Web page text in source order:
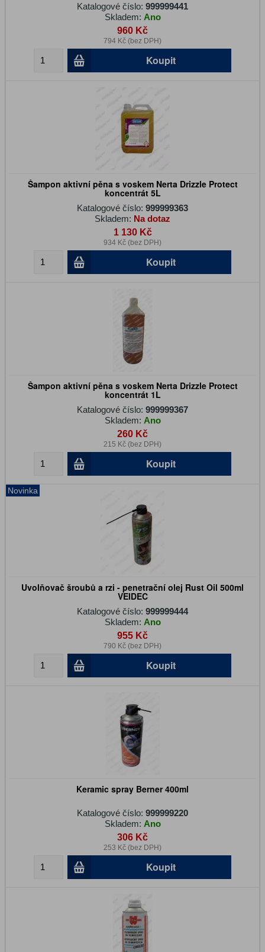
Katalogové číslo: 999999441
Skladem: Ano
960 Kč
794 Kč (bez DPH)
Koupit
Šampon aktivní pěna s voskem Nerta Drizzle Protect
koncentrát 5L
Katalogové číslo: 999999363
Skladem: Na dotaz
1 130 Kč
934 Kč (bez DPH)
Koupit
Šampon aktivní pěna s voskem Nerta Drizzle Protect
koncentrát 1L
Katalogové číslo: 999999367
Skladem: Ano
260 Kč
215 Kč (bez DPH)
Koupit
Novinka
Uvolňovač šroubů a rzi - penetrační olej Rust Oil 500ml
VEIDEC
Katalogové číslo: 999999444
Skladem: Ano
955 Kč
790 Kč (bez DPH)
Koupit
Keramic spray Berner 400ml
Katalogové číslo: 999999220
Skladem: Ano
306 Kč
253 Kč (bez DPH)
Koupit